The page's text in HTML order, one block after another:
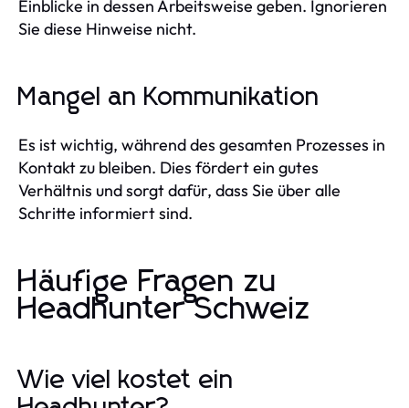
Einblicke in dessen Arbeitsweise geben. Ignorieren
Sie diese Hinweise nicht.
Mangel an Kommunikation
Es ist wichtig, während des gesamten Prozesses in
Kontakt zu bleiben. Dies fördert ein gutes
Verhältnis und sorgt dafür, dass Sie über alle
Schritte informiert sind.
Häufige Fragen zu
Headhunter Schweiz
Wie viel kostet ein